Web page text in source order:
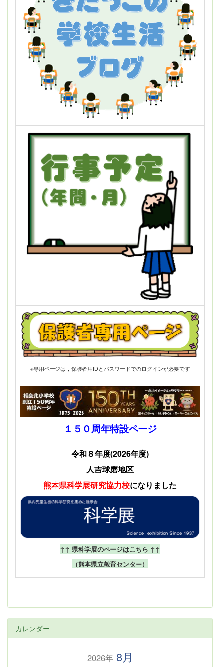
※専用ページは，保護者用IDとパスワードでのログインが必要です
１５０周年特設ページ
令和８年度(2026年度)
人吉球磨地区
熊本県科学展研究協力校になりました
↑↑ 県科学展のページはこちら ↑↑
（熊本県立教育センター）
カレンダー
2026年8月